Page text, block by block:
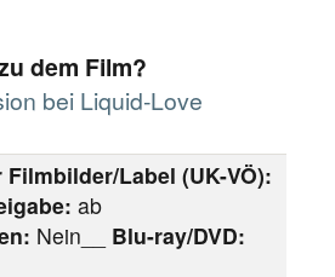
dem Film?
bei Liquid-Love
Label (UK-VÖ):
ab
Nein__
Blu-ray/DVD: